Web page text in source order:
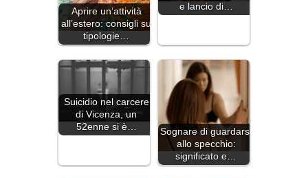
Aprire un’attività
all’estero: consigli su
tipologie…
e lancio di…
Suicidio nel carcere
di Vicenza, un
52enne si è…
Sognare di guardarsi
allo specchio:
significato e…